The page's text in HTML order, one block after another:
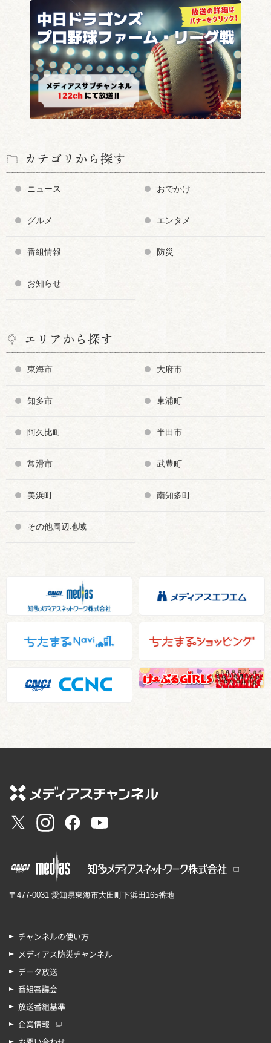
カテゴリから探す
ニュース おでかけ
グルメ エンタメ
番組情報 防災
お知らせ
エリアから探す
東海市 大府市
知多市 東浦町
阿久比町 半田市
常滑市 武豊町
美浜町 南知多町
その他周辺地域
〒477-0031 愛知県東海市大田町下浜田165番地
チャンネルの使い方
メディアス防災チャンネル
データ放送
番組審議会
放送番組基準
企業情報